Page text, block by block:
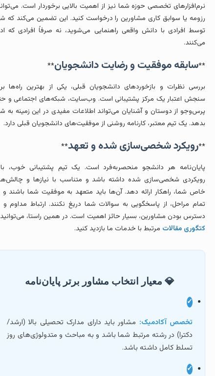
تخصصی حوزه شما نیز از اهمیت بالایی برخوردار است. می‌توانید
یا سوابق کاری مشاورین را درخواست کنید. این تضمین می‌کند که شما
افرادی با دانش واقعی راهنمایی می‌شوید، نه صرفاً افرادی که ادعا
سابقه موفقیت و رضایت دانشجویان**
نظرات و بازخوردهای دانشجویان قبلی، یکی از بهترین راه‌ها برای
اعتبار یک مرکز پشتیبانی است. وب‌سایت، شبکه‌های اجتماعی و حتی
از دوستان و آشنایان می‌تواند اطلاعات مفیدی در این زمینه به شما
یک تیم معتبر، کارنامه روشنی از موفقیت‌های دانشجویان قبلی دارد.
رویکرد شخصی‌سازی شده و تعهد**
هر دانشجو منحصربه‌فرد است. یک تیم پشتیبانی خوب، باید
شخصی‌سازی شده داشته باشد و متناسب با نیازها و چالش‌های
شما، راهکار ارائه دهد. آن‌ها باید متعهد به موفقیت شما باشند و در
مراحل، از پاسخگویی به سوالات شما دریغ نکنند. ارتباط مداوم و در
بودن مشاورین، بسیار حائز اهمیت است. در همین راستا، می‌توانید از
مقالاتمرتبط با خدمات ما بازدید کنید.
💎 معیار انتخاب مشاور برتر پایان‌نامه
تخصص آکادمیک:مشاور باید دارای مدارک تحصیلی بالا (ارشد/
دکترا) در رشته مرتبط شما باشد و به مباحث و متدولوژی‌های روز
تسلط کامل داشته باشد.